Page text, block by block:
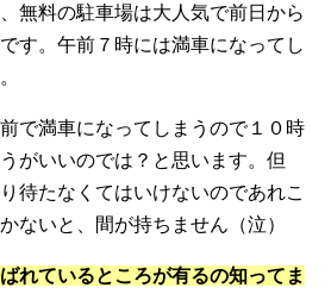
無料の駐車場は大人気で前日から
す。午前７時には満車になってし
で満車になってしまうので１０時
がいいのでは？と思います。但
待たなくてはいけないのであれこ
ないと、間が持ちません（泣）
れているところが有るの知ってま